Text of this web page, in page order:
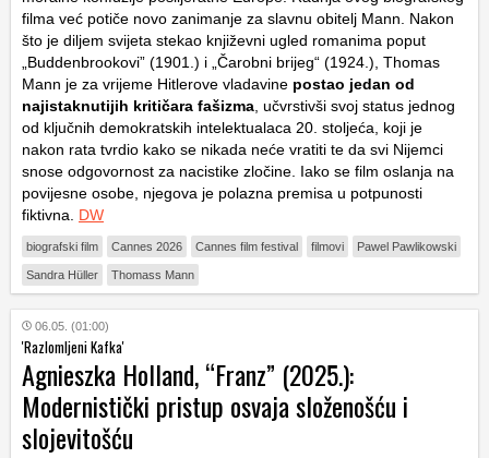
filma već potiče novo zanimanje za slavnu obitelj Mann. Nakon
što je diljem svijeta stekao književni ugled romanima poput
„Buddenbrookovi” (1901.) i „Čarobni brijeg“ (1924.), Thomas
Mann je za vrijeme Hitlerove vladavine postao jedan od
najistaknutijih kritičara fašizma , učvrstivši svoj status jednog
od ključnih demokratskih intelektualaca 20. stoljeća, koji je
nakon rata tvrdio kako se nikada neće vratiti te da svi Nijemci
snose odgovornost za nacistike zločine. Iako se film oslanja na
povijesne osobe, njegova je polazna premisa u potpunosti
fiktivna. DW
biografski film Cannes 2026 Cannes film festival filmovi Pawel Pawlikowski
Sandra Hüller Thomass Mann
06.05. (01:00)
'Razlomljeni Kafka'
Agnieszka Holland, “Franz” (2025.):
Modernistički pristup osvaja složenošću i
slojevitošću